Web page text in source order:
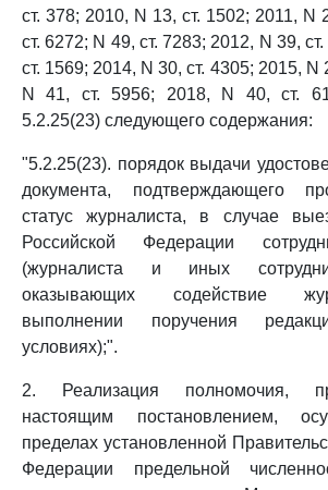
ст. 378; 2010, N 13, ст. 1502; 2011, N
ст. 6272; N 49, ст. 7283; 2012, N 39,
ст. 1569; 2014, N 30, ст. 4305; 2015, N
N 41, ст. 5956; 2018, N 40, ст.
5.2.25(23) следующего содержания:
"5.2.25(23). порядок выдачи
документа, подтверждающего
статус журналиста, в случае
Российской Федерации
(журналиста и иных
оказывающих содействие
выполнении поручения
условиях);".
2. Реализация полномочия,
настоящим постановлением,
пределах установленной
Федерации предельной